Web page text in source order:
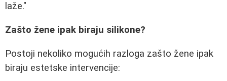
laže."
Zašto žene ipak biraju silikone?
Postoji nekoliko mogućih razloga zašto žene ipak
biraju estetske intervencije: